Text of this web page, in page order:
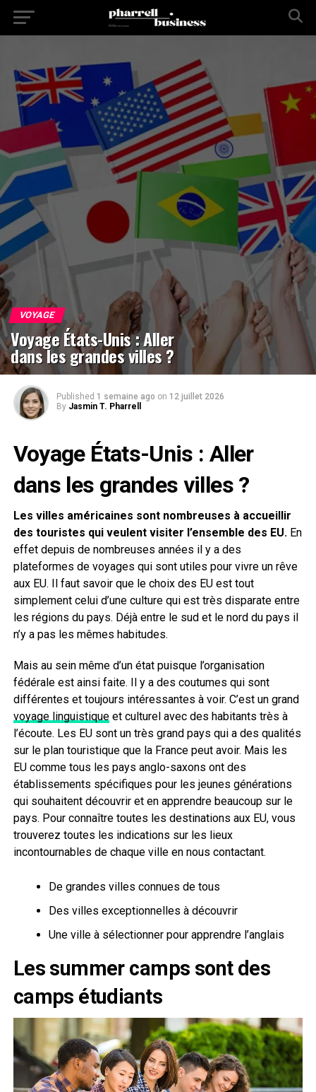
VOYAGE
Voyage États-Unis : Aller
dans les grandes villes ?
Published 1 semaine ago on 12 juillet 2026
By Jasmin T. Pharrell
Voyage États-Unis : Aller
dans les grandes villes ?
Les villes américaines sont nombreuses à accueillir
des touristes qui veulent visiter l’ensemble des EU.En
effet depuis de nombreuses années il y a des
plateformes de voyages qui sont utiles pour vivre un rêve
aux EU. Il faut savoir que le choix des EU est tout
simplement celui d’une culture qui est très disparate entre
les régions du pays. Déjà entre le sud et le nord du pays il
n’y a pas les mêmes habitudes.
Mais au sein même d’un état puisque l’organisation
fédérale est ainsi faite. Il y a des coutumes qui sont
différentes et toujours intéressantes à voir. C’est un grand
voyage linguistiqueet culturel avec des habitants très à
l’écoute. Les EU sont un très grand pays qui a des qualités
sur le plan touristique que la France peut avoir. Mais les
EU comme tous les pays anglo-saxons ont des
établissements spécifiques pour les jeunes générations
qui souhaitent découvrir et en apprendre beaucoup sur le
pays. Pour connaître toutes les destinations aux EU, vous
trouverez toutes les indications sur les lieux
incontournables de chaque ville en nous contactant.
De grandes villes connues de tous
Des villes exceptionnelles à découvrir
Une ville à sélectionner pour apprendre l’anglais
Les summer camps sont des
camps étudiants